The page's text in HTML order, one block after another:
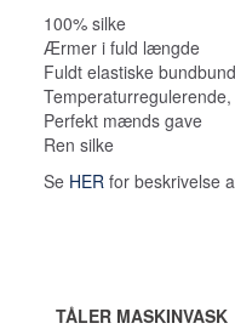
100% silke
Ærmer i fuld længde
Fuldt elastiske bundbund
Perfekt mænds gave
Ren silke
Se HER for beskrivelse
TÅLER MASKINVASK